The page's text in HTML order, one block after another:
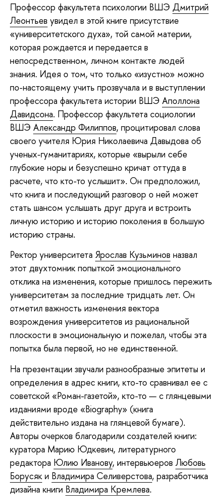
Профессор факультета психологии ВШЭ Дмитрий
Леонтьев увидел в этой книге присутствие
«университетского духа», той самой материи,
которая рождается и передается в
непосредственном, личном контакте людей
знания. Идея о том, что только «изустно» можно
по-настоящему учить прозвучала и в выступлении
профессора факультета истории ВШЭ Аполлона
Давидсона. Профессор факультета социологии
ВШЭ Александр Филиппов, процитировал слова
своего учителя Юрия Николаевича Давыдова об
ученых-гуманитариях, которые «вырыли себе
глубокие норы и безуспешно кричат оттуда в
расчете, что кто-то услышит». Он предположил,
что книга и последующий разговор о ней может
стать шансом услышать друг друга и встроить
личную историю и историю поколения в большую
историю страны.
Ректор университета Ярослав Кузьминов назвал
этот двухтомник попыткой эмоционального
отклика на изменения, которые пришлось пережить
университетам за последние тридцать лет. Он
отметил важность изменения вектора
возрождения университетов из рациональной
плоскости в эмоциональную и пожелал, чтобы эта
попытка была первой, но не единственной.
На презентации звучали разнообразные эпитеты и
определения в адрес книги, кто-то сравнивал ее с
советской «Роман-газетой», кто-то — с глянцевыми
изданиями вроде «Biography» (книга
действительно издана на глянцевой бумаге).
Авторы очерков благодарили создателей книги:
куратора Марию Юдкевич, литературного
редактора Юлию Иванову, интервьюеров Любовь
Борусяк и Владимира Селиверстова, разработчика
дизайна книги Владимира Кремлева.